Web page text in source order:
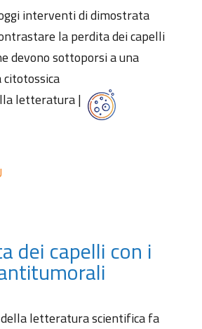
interventi di dimostrata
la perdita dei capelli
devono sottoporsi a una
letteratura|
dei capelli con i
letteratura scientifica fa